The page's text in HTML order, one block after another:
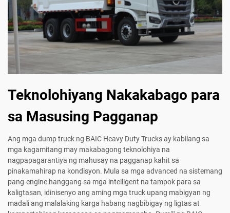
Teknolohiyang Nakakabago para
sa Masusing Pagganap
Ang mga dump truck ng BAIC Heavy Duty Trucks ay kabilang sa
mga kagamitang may makabagong teknolohiya na
nagpapagarantiya ng mahusay na pagganap kahit sa
pinakamahirap na kondisyon. Mula sa mga advanced na sistemang
pang-engine hanggang sa mga intelligent na tampok para sa
kaligtasan, idinisenyo ang aming mga truck upang mabigyan ng
madali ang malalaking karga habang nagbibigay ng ligtas at